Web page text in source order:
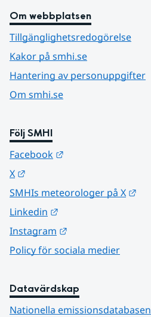
Om webbplatsen
Tillgänglighetsredogörelse
Kakor på smhi.se
Hantering av personuppgifter
Om smhi.se
Följ SMHI
Facebook
X
SMHIs meteorologer på X
Linkedin
Instagram
Policy för sociala medier
Datavärdskap
Nationella emissionsdatabasen